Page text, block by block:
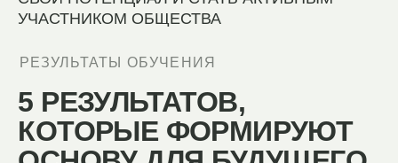
И ПОКРОВИТЕЛИ
ШКОЛЫ